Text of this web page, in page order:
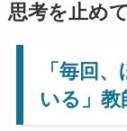
思考を止め
「毎回
いる」教